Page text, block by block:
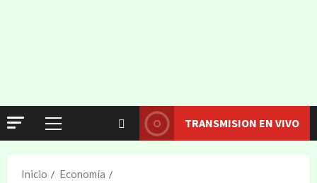
TRANSMISION EN VIVO
Inicio
Economía